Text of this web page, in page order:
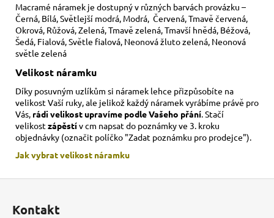
Macramé náramek je dostupný v různých barvách provázku –
Černá, Bílá, Světlejší modrá, Modrá, Červená, Tmavě červená,
Okrová, Růžová, Zelená, Tmavě zelená, Tmavší hnědá, Béžová,
Šedá, Fialová, Světle fialová, Neonová žluto zelená, Neonová
světle zelená
Velikost náramku
Díky posuvným uzlíkům si náramek lehce přizpůsobíte na
velikost Vaší ruky, ale jelikož každý náramek vyrábíme právě pro
Vás, rádi velikost upravíme podle Vašeho přání . Stačí
velikostzápěstív cm napsat do poznámky ve 3. kroku
objednávky (označit políčko "Zadat poznámku pro prodejce").
Jak vybrat velikost náramku
Kontakt